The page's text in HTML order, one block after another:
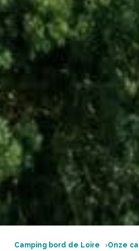
Camping bord de Loire Onze